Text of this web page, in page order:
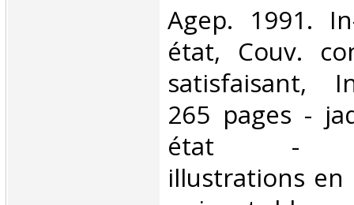
‎Agep. 1991.
état, Couv.
satisfaisant,
265 pages -
état -
illustrations